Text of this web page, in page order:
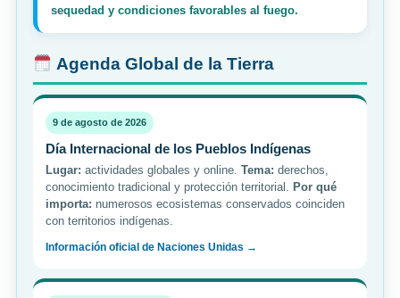
sequedad y condiciones favorables al fuego.
Agenda Global de la Tierra
9 de agosto de 2026
Día Internacional de los Pueblos Indígenas
Lugar: actividades globales y online. Tema: derechos,
conocimiento tradicional y protección territorial.
Por qué
importa: numerosos ecosistemas conservados coinciden
con territorios indígenas.
Información oficial de Naciones Unidas →